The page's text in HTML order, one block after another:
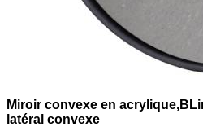
Miroir convexe en acrylique,B
latéral convexe